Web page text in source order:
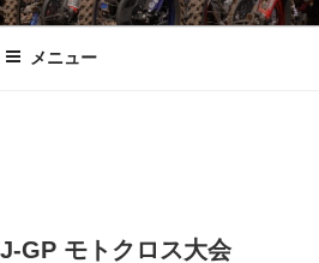
メニュー
GP モトクロス大会